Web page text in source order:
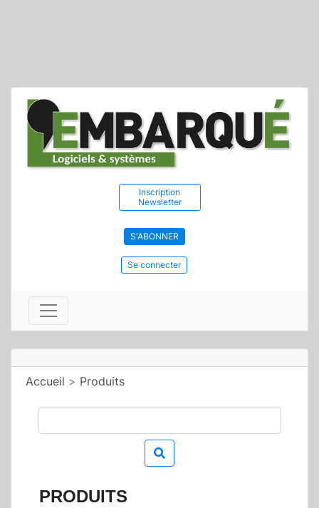
Inscription
Newsletter
S'ABONNER
Se connecter
Accueil > Produits
PRODUITS